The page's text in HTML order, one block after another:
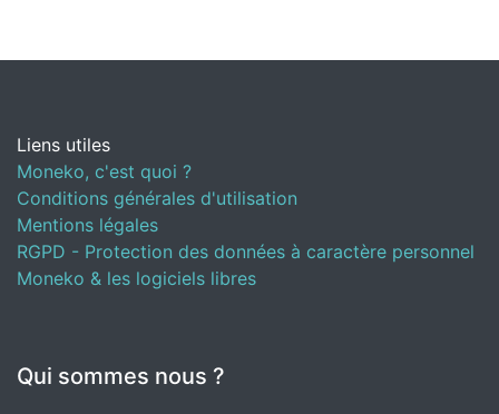
Liens utiles
Moneko, c'est quoi ?
Conditions générales d'utilisation
Mentions légales
RGPD - Protection des données à caractère personnel
Moneko & les logiciels libres
Qui sommes nous ?